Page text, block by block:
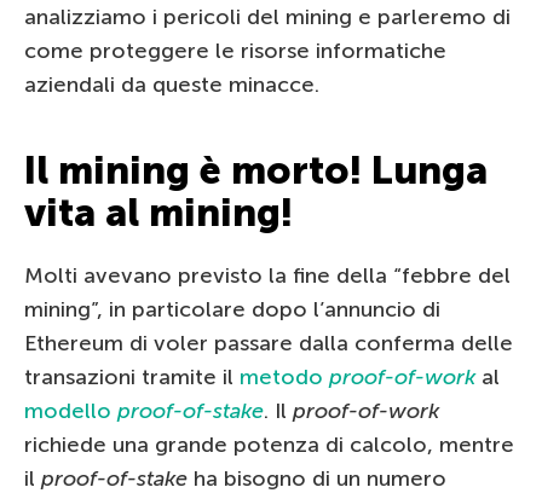
analizziamo i pericoli del mining e parleremo di
come proteggere le risorse informatiche
aziendali da queste minacce.
Il mining è morto! Lunga
vita al mining!
Molti avevano previsto la fine della “febbre del
mining”, in particolare dopo l’annuncio di
Ethereum di voler passare dalla conferma delle
transazioni tramite il metodo proof-of-workal
modello proof-of-stake. Il proof-of-work
richiede una grande potenza di calcolo, mentre
il proof-of-stake ha bisogno di un numero